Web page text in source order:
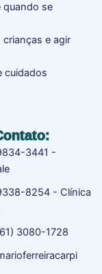
quando se
e agir
cuidados
3441 -
8254 - Clínica
3080-1728